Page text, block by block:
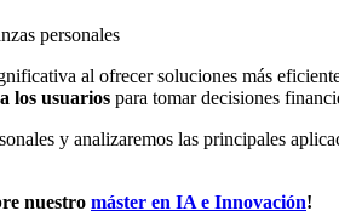
personales
al ofrecer soluciones más
los usuarios para tomar decisiones
y analizaremos las principales
nuestro máster en IA e Innovación!